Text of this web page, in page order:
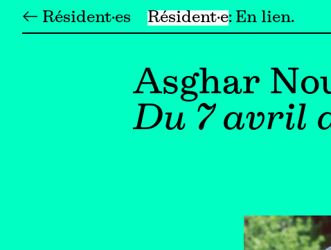
← Résident·es Résident·e En lien
Asghar
Du 7 avril